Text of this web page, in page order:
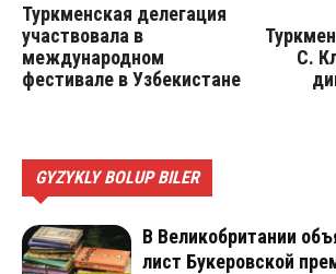
Туркменская делегация
участвовала в
международном
фестивале в Узбекистане
С.
GYZYKLY BOLUP BILER
В Великобритании
лист Букеровской